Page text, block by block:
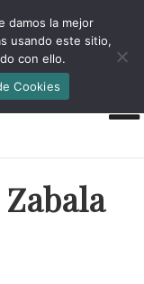
14:00
y Whatsapp
damos la mejor
usando este sitio,
con ello.
Cookies